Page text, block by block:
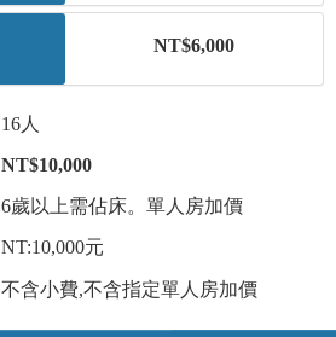
NT$6,000
16人
NT$10,000
6歲以上需佔床。單人房加價
NT:10,000元
不含小費,不含指定單人房加價